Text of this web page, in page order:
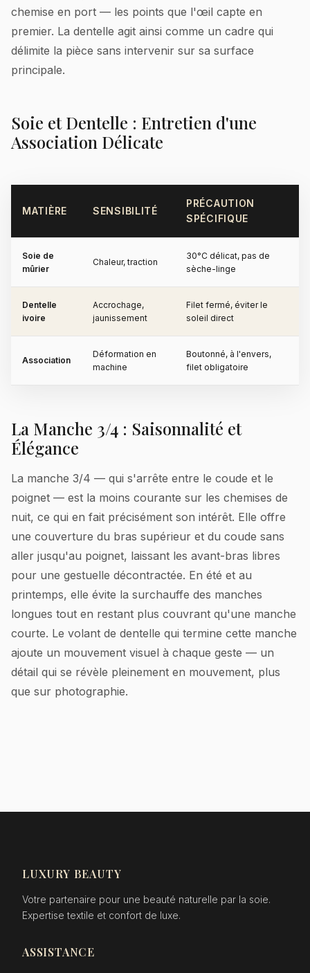
chemise en port — les points que l'œil capte en
premier. La dentelle agit ainsi comme un cadre qui
délimite la pièce sans intervenir sur sa surface
principale.
Soie et Dentelle : Entretien d'une
Association Délicate
MATIÈRE SENSIBILITÉ
PRÉCAUTION
SPÉCIFIQUE
Soie de
mûrier
Chaleur, traction
30°C délicat, pas de
sèche-linge
Dentelle
ivoire
Accrochage,
jaunissement
Filet fermé, éviter le
soleil direct
Association
Déformation en
machine
Boutonné, à l'envers,
filet obligatoire
La Manche 3/4 : Saisonnalité et
Élégance
La manche 3/4 — qui s'arrête entre le coude et le
poignet — est la moins courante sur les chemises de
nuit, ce qui en fait précisément son intérêt. Elle offre
une couverture du bras supérieur et du coude sans
aller jusqu'au poignet, laissant les avant-bras libres
pour une gestuelle décontractée. En été et au
printemps, elle évite la surchauffe des manches
longues tout en restant plus couvrant qu'une manche
courte. Le volant de dentelle qui termine cette manche
ajoute un mouvement visuel à chaque geste — un
détail qui se révèle pleinement en mouvement, plus
que sur photographie.
LUXURY BEAUTY
Votre partenaire pour une beauté naturelle par la soie.
Expertise textile et confort de luxe.
ASSISTANCE